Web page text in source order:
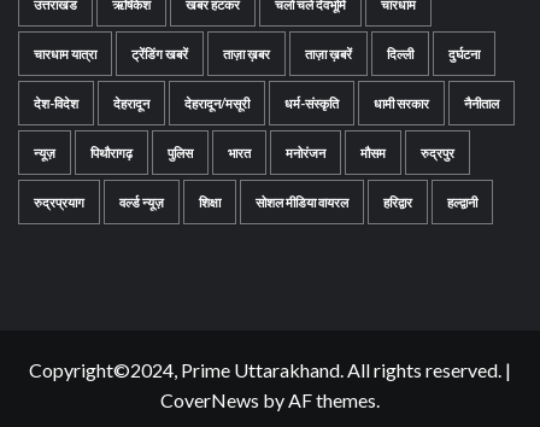
उत्तराखंड ऋषिकेश खबर हटकर चलो चले देवभूमि चारधाम
चारधाम यात्रा ट्रेंडिंग खबरें ताज़ा ख़बर ताज़ा ख़बरें दिल्ली दुर्घटना
देश-विदेश देहरादून देहरादून/मसूरी धर्म-संस्कृति धामी सरकार नैनीताल
न्यूज़ पिथौरागढ़ पुलिस भारत मनोरंजन मौसम रुद्रपुर
रुद्रप्रयाग वर्ल्ड न्यूज़ शिक्षा सोशल मीडिया वायरल हरिद्वार हल्द्वानी
Copyright©2024, Prime Uttarakhand. All rights reserved. |
CoverNews by AF themes.